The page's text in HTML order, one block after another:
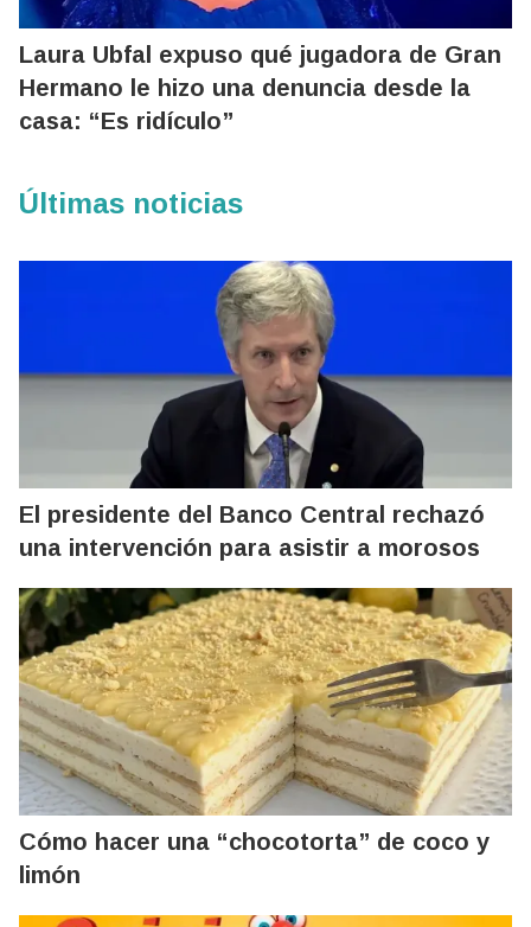
Laura Ubfal expuso qué jugadora de Gran
Hermano le hizo una denuncia desde la
casa: “Es ridículo”
Últimas noticias
El presidente del Banco Central rechazó
una intervención para asistir a morosos
Cómo hacer una “chocotorta” de coco y
limón